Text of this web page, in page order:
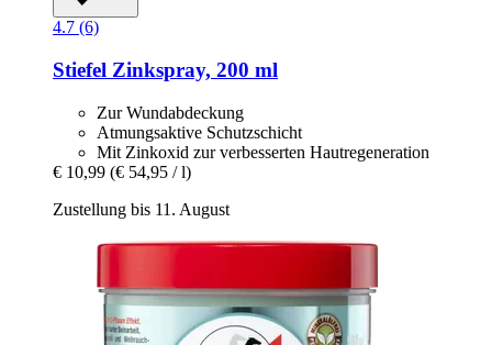
4.7 (6)
Stiefel Zinkspray, 200 ml
Zur Wundabdeckung
Atmungsaktive Schutzschicht
Mit Zinkoxid zur verbesserten Hautregeneration
€ 10,99 (€ 54,95 / l)
Zustellung bis 11. August